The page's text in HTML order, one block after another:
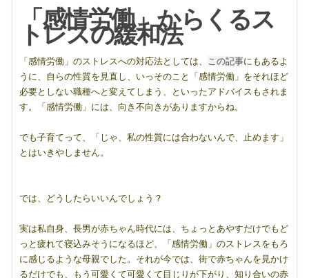
「感情労働」からくるス
トレスの緩和法
「感情労働」のストレスへの対応法としては、 この記事にもあるよ
うに、自らの性質を見直し、いっそのこと「感情労働」をそれほど
必要としない職種へと変えてしまう、といったアドバイスもされま
す。「感情労働」には、向き不向きがありますからね。
でも子育てって、「じゃ、私の性質には合わないんで、止めます」
とはいきやしません。
では、どうしたらいいんでしょう？
実は私自身、長男が赤ちゃん時代には、ちょっとあやすだけでもど
っと疲れて寝込みそうになるほど、「感情労働」のストレスをもろ
に感じるような母親でした。それが今では、街で赤ちゃんを見かけ
るだけでも、もう可愛くて可愛くて目じりが下がり、知り合いの赤